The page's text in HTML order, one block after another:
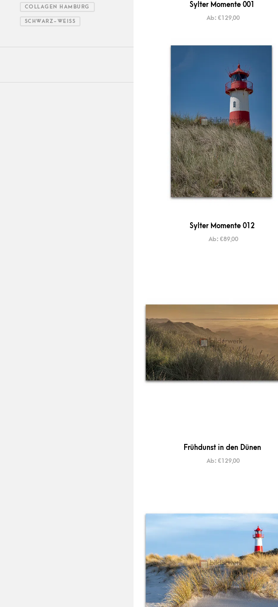
Sylter Momente 001
Ab:€129,00
Sylter Momente 012
Ab: €89,00
Frühdunst in den Dünen
Ab:€129,00
COLLAGEN HAMBURG
SCHWARZ-WEISS